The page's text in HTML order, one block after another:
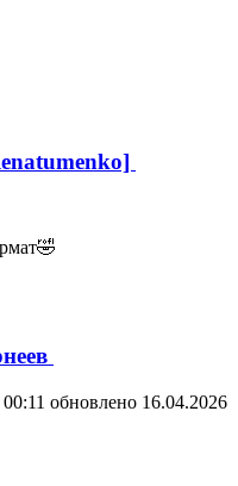
обновлено 16.04.2026